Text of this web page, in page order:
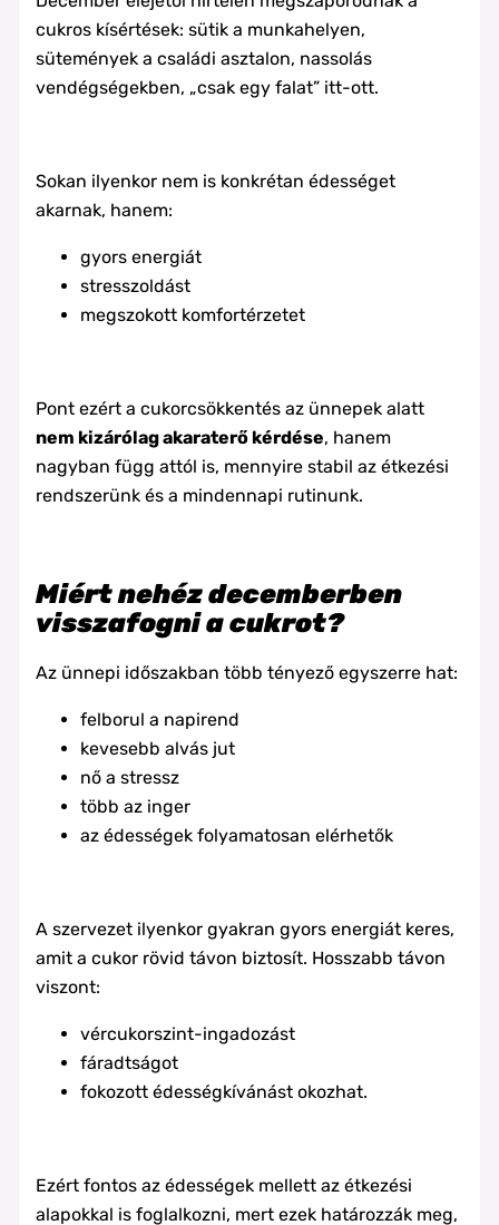
cukros kísértések: sütik a munkahelyen,
sütemények a családi asztalon, nassolás
vendégségekben, „csak egy falat” itt-ott.
Sokan ilyenkor nem is konkrétan édességet
akarnak, hanem:
gyors energiát
stresszoldást
megszokott komfortérzetet
Pont ezért a cukorcsökkentés az ünnepek alatt
nem kizárólag akaraterő kérdése, hanem
nagyban függ attól is, mennyire stabil az étkezési
rendszerünk és a mindennapi rutinunk.
Miért nehéz decemberben
visszafogni a cukrot?
Az ünnepi időszakban több tényező egyszerre hat:
felborul a napirend
kevesebb alvás jut
nő a stressz
több az inger
az édességek folyamatosan elérhetők
A szervezet ilyenkor gyakran gyors energiát keres,
amit a cukor rövid távon biztosít. Hosszabb távon
viszont:
vércukorszint-ingadozást
fáradtságot
fokozott édességkívánást okozhat.
Ezért fontos az édességek mellett az étkezési
alapokkal is foglalkozni, mert ezek határozzák meg,